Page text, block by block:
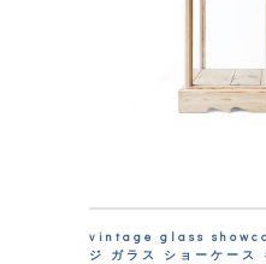
vintage glass
ジ ガラス ショーケース